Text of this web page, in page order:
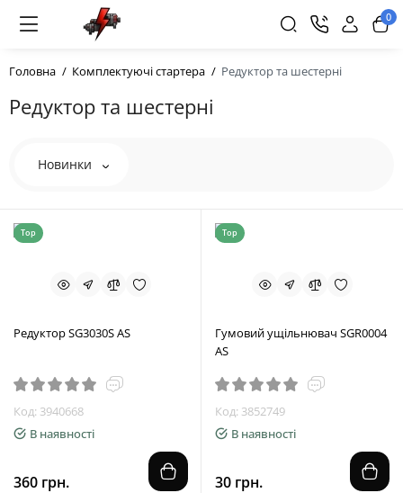
0
Головна Комплектуючі стартера Редуктор та шестерні
Редуктор та шестерні
Новинки
Top
Редуктор SG3030S AS
Код: 3940668
В наявності
360 грн.
Top
Гумовий ущільнювач SGR0004
AS
Код: 3852749
В наявності
30 грн.